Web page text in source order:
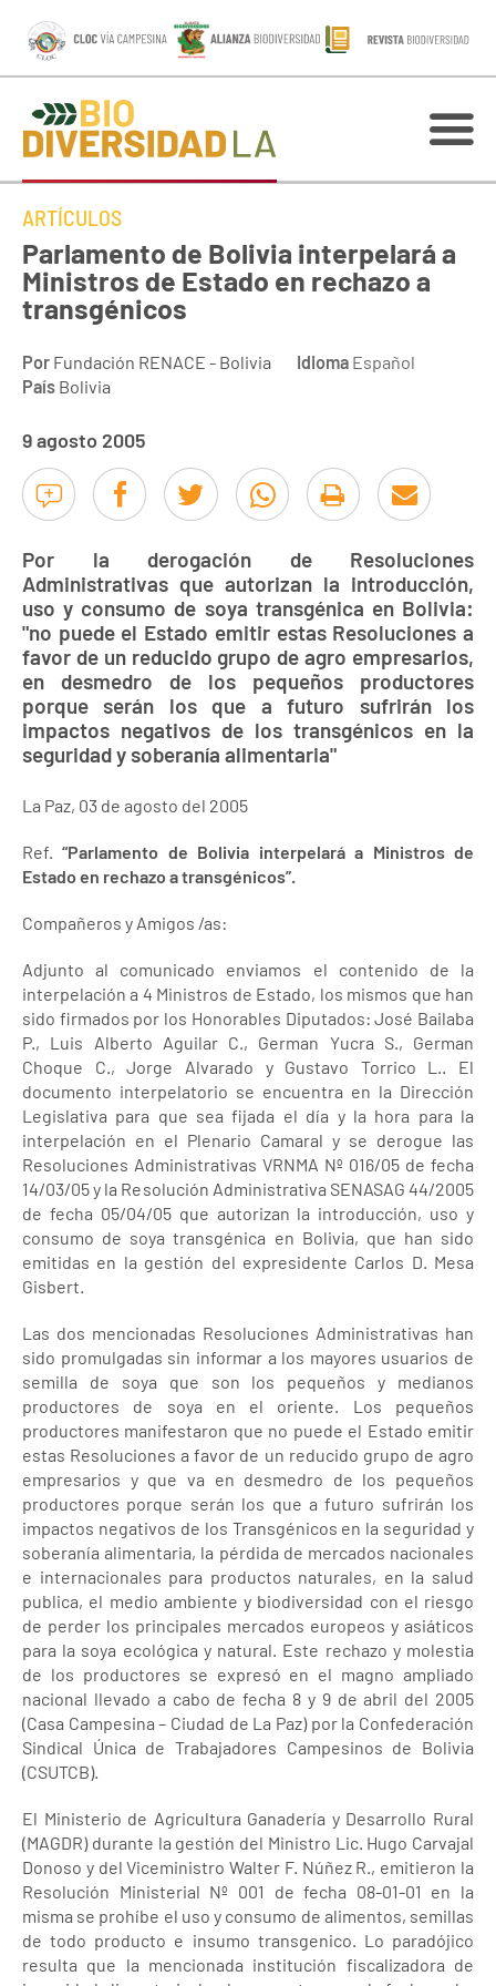
ARTÍCULOS
Parlamento de Bolivia interpelará a
Ministros de Estado en rechazo a
transgénicos
Por Fundación RENACE - Bolivia Idioma Español
País Bolivia
9 agosto 2005
Por la derogación de Resoluciones
Administrativas que autorizan la introducción,
uso y consumo de soya transgénica en Bolivia:
"no puede el Estado emitir estas Resoluciones a
favor de un reducido grupo de agro empresarios,
en desmedro de los pequeños productores
porque serán los que a futuro sufrirán los
impactos negativos de los transgénicos en la
seguridad y soberanía alimentaria"
La Paz, 03 de agosto del 2005
Ref.“Parlamento de Bolivia interpelará a Ministros de
Estado en rechazo a transgénicos”.
Compañeros y Amigos /as:
Adjunto al comunicado enviamos el contenido de la
interpelación a 4 Ministros de Estado, los mismos que han
sido firmados por los Honorables Diputados: José Bailaba
P., Luis Alberto Aguilar C., German Yucra S., German
Choque C., Jorge Alvarado y Gustavo Torrico L.. El
documento interpelatorio se encuentra en la Dirección
Legislativa para que sea fijada el día y la hora para la
interpelación en el Plenario Camaral y se derogue las
Resoluciones Administrativas VRNMA Nº 016/05 de fecha
14/03/05 y la Resolución Administrativa SENASAG 44/2005
de fecha 05/04/05 que autorizan la introducción, uso y
consumo de soya transgénica en Bolivia, que han sido
emitidas en la gestión del expresidente Carlos D. Mesa
Gisbert.
Las dos mencionadas Resoluciones Administrativas han
sido promulgadas sin informar a los mayores usuarios de
semilla de soya que son los pequeños y medianos
productores de soya en el oriente. Los pequeños
productores manifestaron que no puede el Estado emitir
estas Resoluciones a favor de un reducido grupo de agro
empresarios y que va en desmedro de los pequeños
productores porque serán los que a futuro sufrirán los
impactos negativos de los Transgénicos en la seguridad y
soberanía alimentaria, la pérdida de mercados nacionales
e internacionales para productos naturales, en la salud
publica, el medio ambiente y biodiversidad con el riesgo
de perder los principales mercados europeos y asiáticos
para la soya ecológica y natural. Este rechazo y molestia
de los productores se expresó en el magno ampliado
nacional llevado a cabo de fecha 8 y 9 de abril del 2005
(Casa Campesina – Ciudad de La Paz) por la Confederación
Sindical Única de Trabajadores Campesinos de Bolivia
(CSUTCB).
El Ministerio de Agricultura Ganadería y Desarrollo Rural
(MAGDR) durante la gestión del Ministro Lic. Hugo Carvajal
Donoso y del Viceministro Walter F. Núñez R., emitieron la
Resolución Ministerial Nº 001 de fecha 08-01-01 en la
misma se prohíbe el uso y consumo de alimentos, semillas
de todo producto e insumo transgenico. Lo paradójico
resulta que la mencionada institución fiscalizadora de